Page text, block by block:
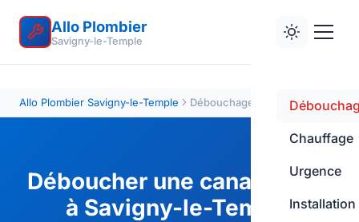
Allo Plombier
Savigny-le-Temple
Chauffage
Urgence
Installation
Allo Plombier Savigny-le-Temple
Déboucher une canalisation
à Savigny-le-Temple